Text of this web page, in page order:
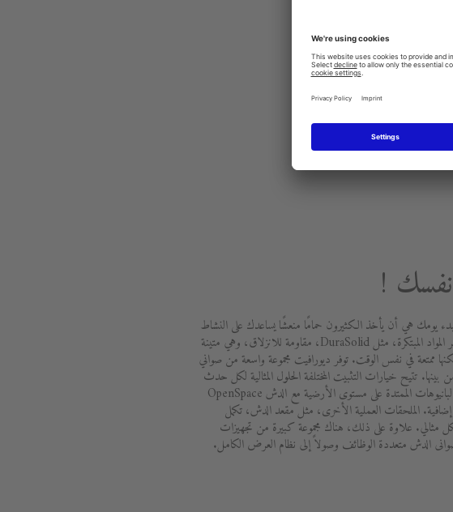
!
لبدء يومك هي أن يأخذ الكثيرون حمامًا منعشًا يساعدك على النشاط
والاستيقاظ. توفر المواد المبتكرة، مثل DuraSolid، مقاومة للانزلاق، وهي متينة
ممتعة في نفس الوقت. توفر ديورافيت مجموعة واسعة من صواني
بينها. تتيح خيارات التثبيت المختلفة الحلول المثالية لكل حدث
معماري. تعمل البانيوهات الممتدة على مستوى الأرضية مع الدش OpenSpace
الملحقات العملية الأخرى، مثل مقعد الدش، تكمل
مثالي. علاوة على ذلك، هناك مجموعة كبيرة من تجهيزات
الدش متعددة الوظائف وصولاً إلى نظام العرض الكامل.